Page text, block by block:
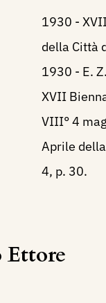
1930 -
della Città
1930 - E.
XVII
VIII° 4
Aprile della
4, p. 30.